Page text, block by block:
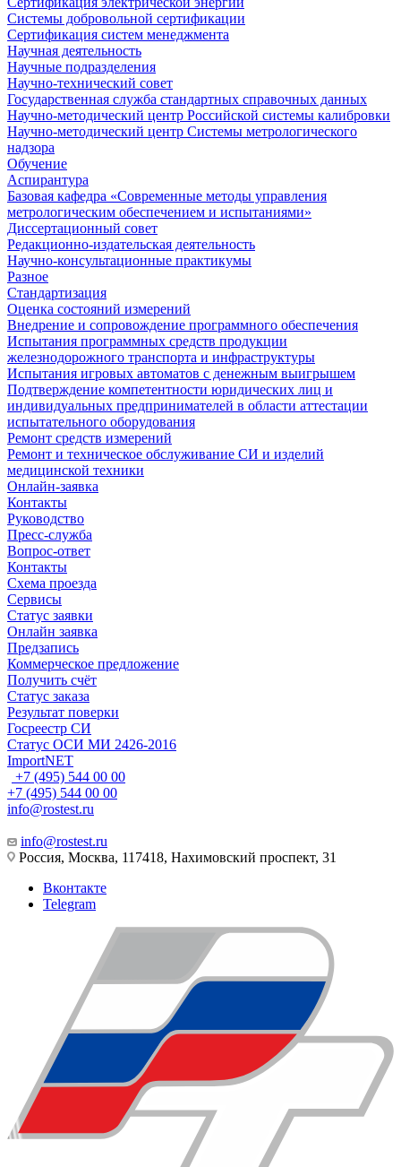
Системы добровольной сертификации
Сертификация систем менеджмента
Научная деятельность
Научные подразделения
Научно-технический совет
Государственная служба стандартных справочных данных
Научно-методический центр Российской системы калибровки
Научно-методический центр Системы метрологического
надзора
Обучение
Аспирантура
Базовая кафедра «Современные методы управления
метрологическим обеспечением и испытаниями»
Диссертационный совет
Редакционно-издательская деятельность
Научно-консультационные практикумы
Разное
Стандартизация
Оценка состояний измерений
Внедрение и сопровождение программного обеспечения
Испытания программных средств продукции
железнодорожного транспорта и инфраструктуры
Испытания игровых автоматов с денежным выигрышем
Подтверждение компетентности юридических лиц и
индивидуальных предпринимателей в области аттестации
испытательного оборудования
Ремонт средств измерений
Ремонт и техническое обслуживание СИ и изделий
медицинской техники
Онлайн-заявка
Контакты
Руководство
Пресс-служба
Вопрос-ответ
Контакты
Схема проезда
Сервисы
Статус заявки
Онлайн заявка
Предзапись
Коммерческое предложение
Получить счёт
Статус заказа
Результат поверки
Госреестр СИ
Статус ОСИ МИ 2426-2016
ImportNET
+7 (495) 544 00 00
+7 (495) 544 00 00
info@rostest.ru
info@rostest.ru
Россия, Москва, 117418, Нахимовский проспект, 31
Вконтакте
Telegram